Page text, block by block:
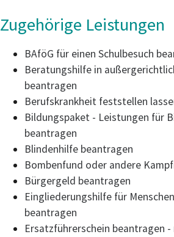
Zugehörige Leistungen
BAföG für einen Schulbesuch
Beratungshilfe in
beantragen
Berufskrankheit feststellen
Bildungspaket - Leistungen für
beantragen
Blindenhilfe beantragen
Bombenfund oder andere
Bürgergeld beantragen
Eingliederungshilfe für
beantragen
Ersatzführerschein beantragen